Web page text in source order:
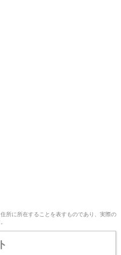
所に所在することを表すものであり、実際の